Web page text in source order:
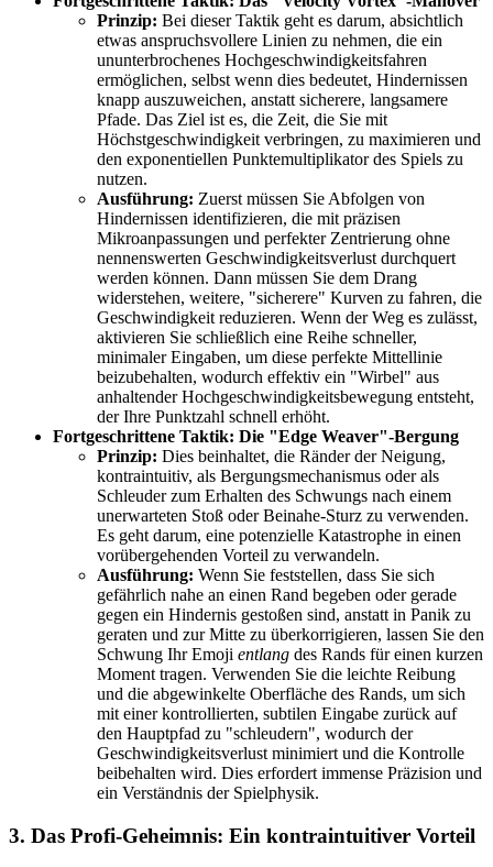
Prinzip: Bei dieser Taktik geht es darum, absichtlich
etwas anspruchsvollere Linien zu nehmen, die ein
ununterbrochenes Hochgeschwindigkeitsfahren
ermöglichen, selbst wenn dies bedeutet, Hindernissen
knapp auszuweichen, anstatt sicherere, langsamere
Pfade. Das Ziel ist es, die Zeit, die Sie mit
Höchstgeschwindigkeit verbringen, zu maximieren und
den exponentiellen Punktemultiplikator des Spiels zu
nutzen.
Ausführung: Zuerst müssen Sie Abfolgen von
Hindernissen identifizieren, die mit präzisen
Mikroanpassungen und perfekter Zentrierung ohne
nennenswerten Geschwindigkeitsverlust durchquert
werden können. Dann müssen Sie dem Drang
widerstehen, weitere, "sicherere" Kurven zu fahren, die
Geschwindigkeit reduzieren. Wenn der Weg es zulässt,
aktivieren Sie schließlich eine Reihe schneller,
minimaler Eingaben, um diese perfekte Mittellinie
beizubehalten, wodurch effektiv ein "Wirbel" aus
anhaltender Hochgeschwindigkeitsbewegung entsteht,
der Ihre Punktzahl schnell erhöht.
Fortgeschrittene Taktik: Die "Edge Weaver"-Bergung
Prinzip: Dies beinhaltet, die Ränder der Neigung,
kontraintuitiv, als Bergungsmechanismus oder als
Schleuder zum Erhalten des Schwungs nach einem
unerwarteten Stoß oder Beinahe-Sturz zu verwenden.
Es geht darum, eine potenzielle Katastrophe in einen
vorübergehenden Vorteil zu verwandeln.
Ausführung: Wenn Sie feststellen, dass Sie sich
gefährlich nahe an einen Rand begeben oder gerade
gegen ein Hindernis gestoßen sind, anstatt in Panik zu
geraten und zur Mitte zu überkorrigieren, lassen Sie den
Schwung Ihr Emoji entlang des Rands für einen kurzen
Moment tragen. Verwenden Sie die leichte Reibung
und die abgewinkelte Oberfläche des Rands, um sich
mit einer kontrollierten, subtilen Eingabe zurück auf
den Hauptpfad zu "schleudern", wodurch der
Geschwindigkeitsverlust minimiert und die Kontrolle
beibehalten wird. Dies erfordert immense Präzision und
ein Verständnis der Spielphysik.
3. Das Profi-Geheimnis: Ein kontraintuitiver Vorteil